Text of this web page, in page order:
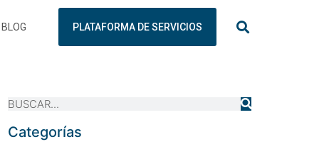
BLOG PLATAFORMA DE SERVICIOS
Categorías